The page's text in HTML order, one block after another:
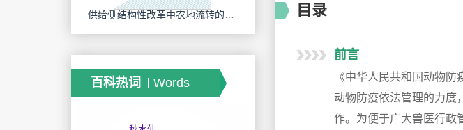
目录
前言
《中华人民共和国动物
动物防疫依法管理的力度
作。为便于广大兽医行政
供给侧结构性改革中农地流转的政府行为与政策优化研究
百科热词 Words